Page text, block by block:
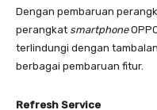
Dengan pembaruan
perangkat smartphone
terlindungi dengan
berbagai pembaruan fitur.
Refresh Service